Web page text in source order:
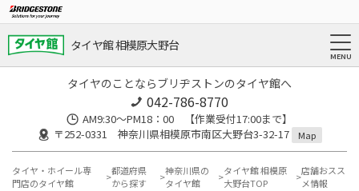
タイヤ館 相模原大野台
タイヤのことならブリヂストンのタイヤ館へ
042-786-8770
AM9:30～PM18：00 【作業受付17:00まで】
〒252-0331 神奈川県相模原市南区大野台3-32-17
Map
タイヤ・ホイール専
門店のタイヤ館
都道府県
から探す
神奈川県の
タイヤ館
タイヤ館 相模原
大野台TOP
店舗おスス
メ情報